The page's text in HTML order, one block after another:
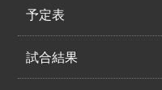
予定表
試合結果